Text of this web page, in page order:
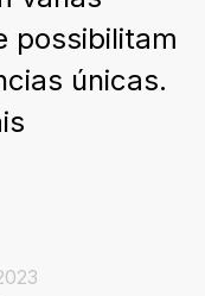
possibilitam
únicas.